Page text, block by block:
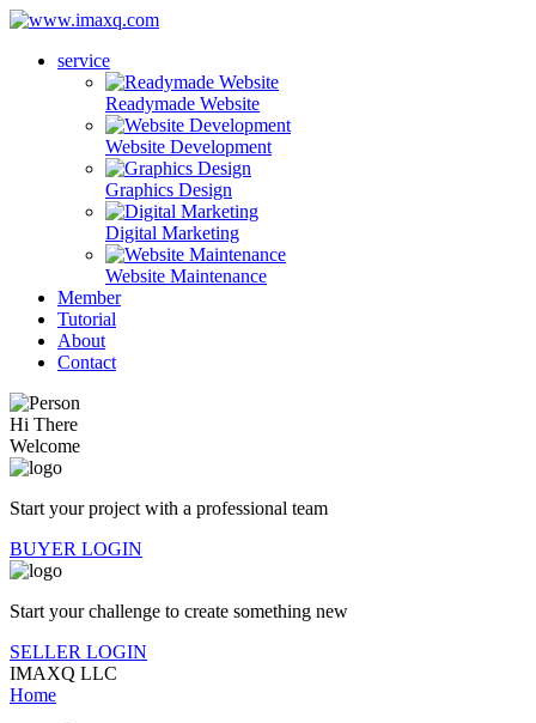
service
Readymade Website
Website Development
Graphics Design
Digital Marketing
Website Maintenance
Member
Tutorial
About
Contact
Hi There
Welcome
Start your project with a professional team
BUYER LOGIN
Start your challenge to create something new
SELLER LOGIN
IMAXQ LLC
Home